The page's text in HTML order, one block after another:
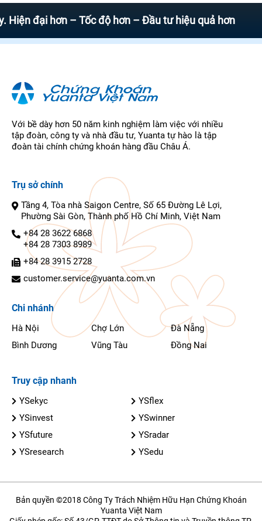
hơn – Tốc độ hơn – Đầu tư hiệu quả hơn
Với bề dày hơn 50 năm kinh nghiệm làm việc với nhiều
tập đoàn, công ty và nhà đầu tư, Yuanta tự hào là tập
đoàn tài chính chứng khoán hàng đầu Châu Á.
Trụ sở chính
Tầng 4, Tòa nhà Saigon Centre, Số 65 Đường Lê Lợi,
Phường Sài Gòn, Thành phố Hồ Chí Minh, Việt Nam
+84 28 3622 6868
+84 28 7303 8989
+84 28 3915 2728
customer.service@yuanta.com.vn
Chi nhánh
Hà Nội Chợ Lớn
Đà Nẵng
Bình Dương
Vũng Tàu Đồng Nai
Truy cập nhanh
YSekyc
YSflex
YSinvest
YSwinner
YSfuture
YSradar
YSresearch
YSedu
Bản quyền ©2018 Công Ty Trách Nhiệm Hữu Hạn Chứng Khoán
Yuanta Việt Nam